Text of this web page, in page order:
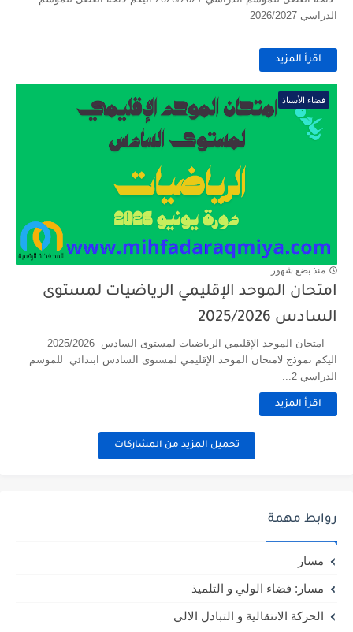
الدراسي 2026/2027
اقرأ المزيد
فضاء الأستاذ
منذ بضع شهور
امتحان الموحد الإقليمي الرياضيات لمستوى
السادس 2025/2026
اليكم نموذج لامتحان الموحد الإقليمي لمستوى السادس ابتدائي للموسم
الدراسي 2...
اقرأ المزيد
تحميل المزيد من المشاركات
روابط مهمة
مسار
مسار: فضاء الولي و التلميذ
الحركة الانتقالية و التبادل الالي